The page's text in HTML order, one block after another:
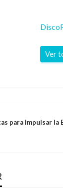
Ver
para impulsar la